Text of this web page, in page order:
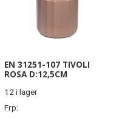
EN 31251-107 TIVOLI
ROSA D:12,5CM
12 i lager
Frp: